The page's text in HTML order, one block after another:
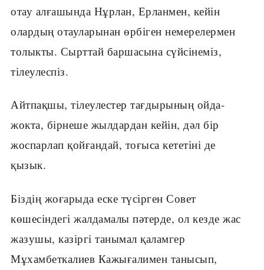
отау алғашында Нұрлан, Ерланмен, кейін
олардың отауларынан өрбіген немерелермен
толыкты. Сырттай баршасына сүйсінеміз,
тілеулеспіз.
Айтпақшы, тілеулестер тағдырының ойда-
жокта, бірнеше жылдардан кейін, дәл бір
жоспарлап қойғандай, тоғыса кететіні де
қызык.
Біздің жоғарыда еске түсірген Совет
көшесіндегі жалдамалы пәтерде, ол кезде жас
жазушы, казіргі танымал қаламгер
Мұхамбеткалиев Кажығалимен танысып,